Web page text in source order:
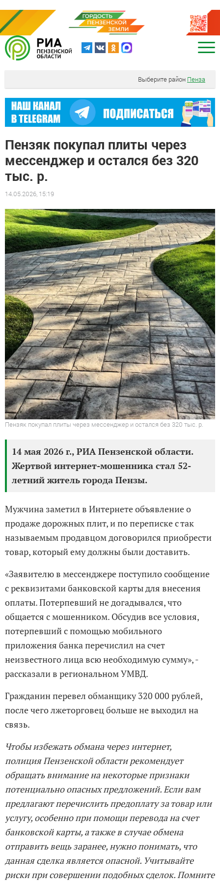
Выберите район Пенза
Пензяк покупал плиты через
мессенджер и остался без 320
тыс. р.
14.05.2026, 15:19
Пензяк покупал плиты через мессенджер и остался без 320 тыс. р.
14 мая 2026 г., РИА Пензенской области.
Жертвой интернет-мошенника стал 52-
летний житель города Пензы.
Мужчина заметил в Интернете объявление о
продаже дорожных плит, и по переписке с так
называемым продавцом договорился приобрести
товар, который ему должны были доставить.
«Заявителю в мессенджере поступило сообщение
с реквизитами банковской карты для внесения
оплаты. Потерпевший не догадывался, что
общается с мошенником. Обсудив все условия,
потерпевший с помощью мобильного
приложения банка перечислил на счет
неизвестного лица всю необходимую сумму», -
рассказали в региональном УМВД.
Гражданин перевел обманщику 320 000 рублей,
после чего лжеторговец больше не выходил на
связь.
Чтобы избежать обмана через интернет,
полиция Пензенской области рекомендует
обращать внимание на некоторые признаки
потенциально опасных предложений. Если вам
предлагают перечислить предоплату за товар или
услугу, особенно при помощи перевода на счет
банковской карты, а также в случае обмена
отправить вещь заранее, нужно понимать, что
данная сделка является опасной. Учитывайте
риски при совершении подобных сделок. Помните